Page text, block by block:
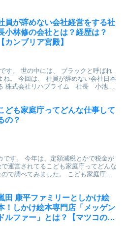
員が辞めない会社経営をする社
小林修の会社とは？経歴は？
【カンブリア宮殿】
す。 世の中には、 ブラックと呼ばれ
ね。 今回は、 社員が辞めない会社日本
株式会社リハプライム 社長 小池修
ども家庭庁ってどんな仕事して
の？
です。 今年は、定額減税とかで税金が
運営されてるこども家庭庁ってどんな
で調べてみました。 こども家庭庁の
田 康平ファミリーとしかけ絵
！しかけ絵本専門店「メッゲン
ドルファー」とは？【マツコの知